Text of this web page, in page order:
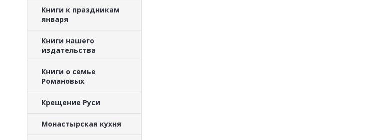
Книги к праздникам
января
Книги нашего
издательства
Книги о семье
Романовых
Крещение Руси
Монастырская кухня